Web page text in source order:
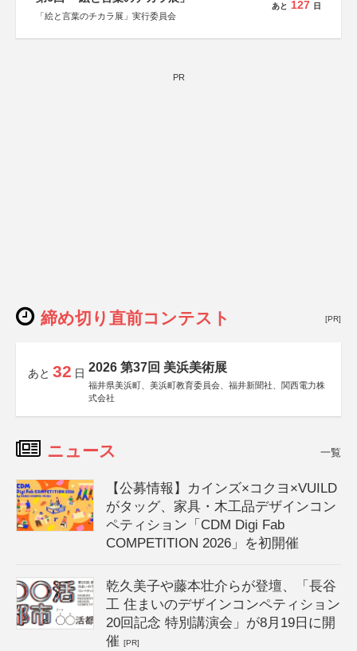
「絵と言葉のチカラ展」実行委員会
あと 127 日
PR
締め切り直前コンテスト [PR]
あと 32 日 2026 第37回 美浜美術展
福井県美浜町、美浜町教育委員会、福井新聞社、関西電力株
式会社
ニュース 一覧
【公募情報】カインズ×コクヨ×VUILD
がタッグ、家具・木工品デザインコン
ペティション「CDM Digi Fab
COMPETITION 2026」を初開催
乾久美子や藤本壮介らが登壇、「長谷
工 住まいのデザインコンペティション
20回記念 特別講演会」が8月19日に開
催[PR]